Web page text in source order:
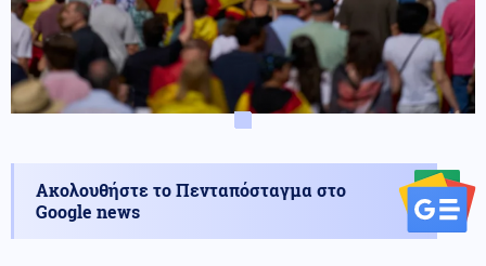
Ακολουθήστε το Πενταπόσταγμα στο
Google news